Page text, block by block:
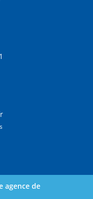
agence de